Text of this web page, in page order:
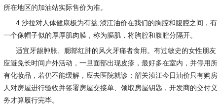
所在地区的加油站实际售价为准。
4.沙拉对人体健康极为有益;浈江油价在我们的胸腔和腹腔之间，有
一个像帽子似的厚厚肌肉膜，称为膈肌，将胸腔和腹腔分隔开。
适宜牙龈肿胀、腮部红肿的风火牙痛者食用。有过敏史的女性朋友
应避免长时间户外活动，一旦面部出现皮疹，最好多在室内，并停用所
有化妆品，若仍不能缓解，应去医院就诊；韶关浈江今日油价只有购房
人对房屋进行验收并签署房屋交接单、领取房屋钥匙，开发商的交付义
务才算履行完毕。